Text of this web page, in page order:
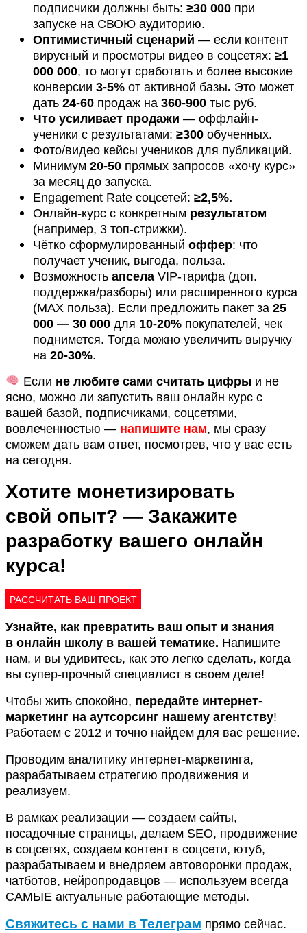
подписчики должны быть: ≥30 000 при
запуске на СВОЮ аудиторию.
Оптимистичный сценарий — если контент
вирусный и просмотры видео в соцсетях: ≥1
000 000, то могут сработать и более высокие
конверсии 3-5% от активной базы. Это может
дать 24-60 продаж на 360-900 тыс руб.
Что усиливает продажи — оффлайн-
ученики с результатами: ≥300 обученных.
Фото/видео кейсы учеников для публикаций.
Минимум 20-50 прямых запросов «хочу курс»
за месяц до запуска.
Engagement Rate соцсетей: ≥2,5%.
Онлайн-курс с конкретным результатом
(например, 3 топ-стрижки).
Чётко сформулированный оффер: что
получает ученик, выгода, польза.
Возможность апсела VIP-тарифа (доп.
поддержка/разборы) или расширенного курса
(MAX польза). Если предложить пакет за 25
000 — 30 000 для 10-20% покупателей, чек
поднимется. Тогда можно увеличить выручку
на 20-30%.
Если не любите сами считать цифрыи не
ясно, можно ли запустить ваш онлайн курс с
вашей базой, подписчиками, соцсетями,
вовлеченностью — напишите нам, мы сразу
сможем дать вам ответ, посмотрев, что у вас есть
на сегодня.
Хотите монетизировать
свой опыт? — Закажите
разработку вашего онлайн
курса!
РАССЧИТАТЬ ВАШ ПРОЕКТ
Узнайте, как превратить ваш опыт и знания
в онлайн школу в вашей тематике. Напишите
нам, и вы удивитесь, как это легко сделать, когда
вы супер-прочный специалист в своем деле!
Чтобы жить спокойно, передайте интернет-
маркетинг на аутсорсинг нашему агентству!
Работаем с 2012 и точно найдем для вас решение.
Проводим аналитику интернет-маркетинга,
разрабатываем стратегию продвижения и
реализуем.
В рамках реализации — создаем сайты,
посадочные страницы, делаем SEO, продвижение
в соцсетях, создаем контент в соцсети, ютуб,
разрабатываем и внедряем автоворонки продаж,
чатботов, нейропродавцов — используем всегда
САМЫЕ актуальные работающие методы.
Свяжитесь с нами в Телеграм прямо сейчас.